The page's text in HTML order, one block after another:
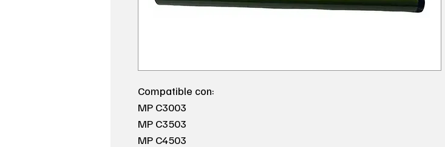
Compatible con:
MP C3003
MP C3503
MP C4503